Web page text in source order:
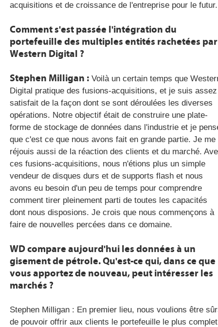
acquisitions et de croissance de l'entreprise pour le futur.
Comment s'est passée l'intégration du
portefeuille des multiples entités rachetées par
Western Digital ?
Stephen Milligan : Voilà un certain temps que
Digital pratique des fusions-acquisitions, et je suis assez
satisfait de la façon dont se sont déroulées les diverses
opérations. Notre objectif était de construire une plate-
forme de stockage de données dans l'industrie et je
que c'est ce que nous avons fait en grande partie. Je me
réjouis aussi de la réaction des clients et du marché.
ces fusions-acquisitions, nous n'étions plus un simple
vendeur de disques durs et de supports flash et nous
avons eu besoin d'un peu de temps pour comprendre
comment tirer pleinement parti de toutes les capacités
dont nous disposions. Je crois que nous commençons à
faire de nouvelles percées dans ce domaine.
WD compare aujourd'hui les données à un
gisement de pétrole. Qu'est-ce qui, dans ce que
vous apportez de nouveau, peut intéresser les
marchés ?
Stephen Milligan : En premier lieu, nous voulions être
de pouvoir offrir aux clients le portefeuille le plus complet